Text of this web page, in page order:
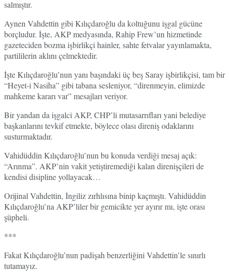
salmıştır.
Aynen Vahdettin gibi Kılıçdaroğlu da koltuğunu işgal gücüne
borçludur. İşte, AKP medyasında, Rahip Frew’un hizmetinde
gazeteciden bozma işbirlikçi hainler, sahte fetvalar yayınlamakta,
partililerin aklını çelmektedir.
İşte Kılıçdaroğlu’nun yanı başındaki üç beş Saray işbirlikçisi, tam bir
“Heyet-i Nasiha” gibi tabana sesleniyor, “direnmeyin, elimizde
mahkeme kararı var” mesajları veriyor.
Bir yandan da işgalci AKP, CHP’li mutasarrıfları yani belediye
başkanlarını tevkif etmekte, böylece olası direniş odaklarını
susturmaktadır.
Vahidüddin Kılıçdaroğlu’nun bu konuda verdiği mesaj açık:
“Arınma”. AKP’nin vakit yetiştiremediği kalan direnişçileri de
kendisi disipline yollayacak…
Orijinal Vahdettin, İngiliz zırhlısına binip kaçmıştı. Vahidüddin
Kılıçdaroğlu’na AKP’liler bir gemicikte yer ayırır mı, işte orası
şüpheli.
***
Fakat Kılıçdaroğlu’nun padişah benzerliğini Vahdettin’le sınırlı
tutamayız.